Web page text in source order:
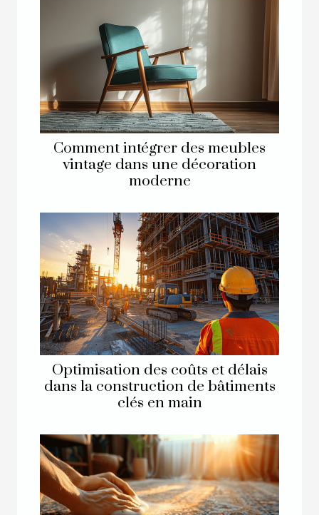
Comment intégrer des meubles
vintage dans une décoration
moderne
Optimisation des coûts et délais
dans la construction de bâtiments
clés en main